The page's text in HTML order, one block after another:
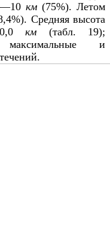
км(75%). Летом
Средняя высота
км (табл. 19);
максимальные и